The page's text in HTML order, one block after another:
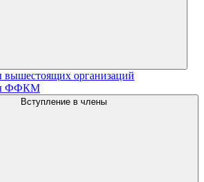
вышестоящих организаций
ФФКМ
Вступление в члены